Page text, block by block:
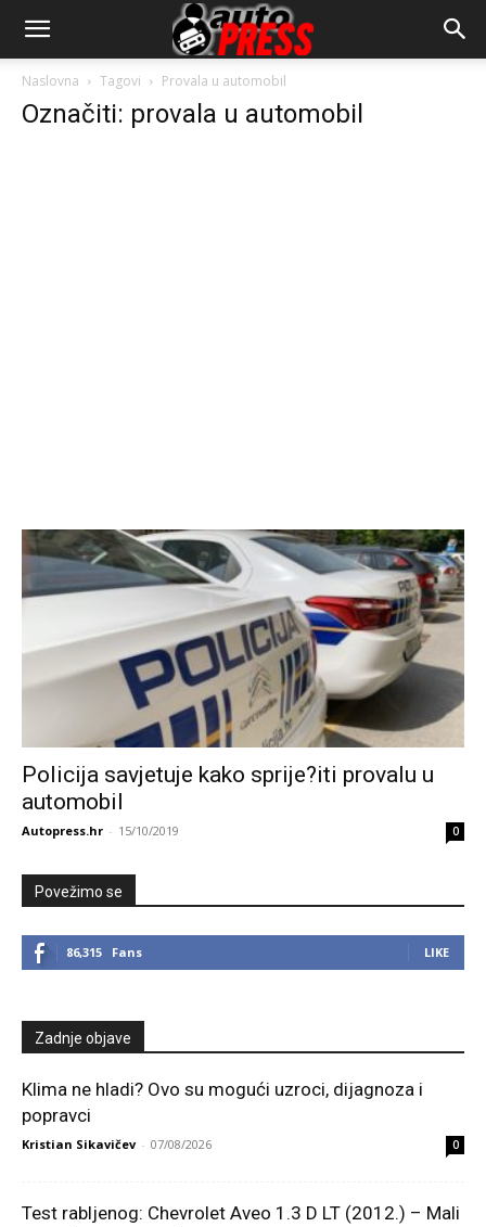
AutopressHR
Naslovna Tagovi Provala u automobil
Označiti: provala u automobil
Policija savjetuje kako sprije?iti provalu u
automobil
Autopress.hr - 15/10/2019 0
Povežimo se
86,315 Fans LIKE
Zadnje objave
Klima ne hladi? Ovo su mogući uzroci, dijagnoza i
popravci
Kristian Sikavičev - 07/08/2026 0
Test rabljenog: Chevrolet Aveo 1.3 D LT (2012.) – Mali